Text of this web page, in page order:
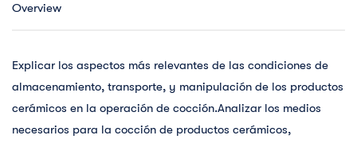
Overview
Explicar los aspectos más relevantes de las condiciones de
almacenamiento, transporte, y manipulación de los productos
cerámicos en la operación de cocción.Analizar los medios
necesarios para la cocción de productos cerámicos,